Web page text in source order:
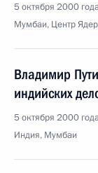
5 октября 2000
Мумбаи, Центр
Владимир
индийских
5 октября 2000
Индия, Мумбаи